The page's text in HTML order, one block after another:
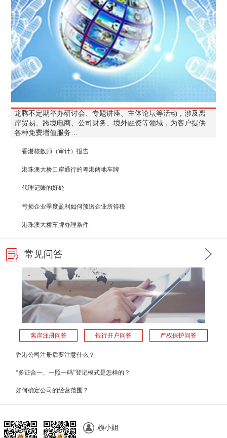
龙腾不定期举办研讨会、专题讲座、主体论坛等活动，涉及离
岸贸易、跨境电商、公司财务、境外融资等领域，为客户提供
各种免费增值服务…
香港核数师（审计）报告
港珠澳大桥口岸通行的粤港两地车牌
代理记账的好处
亏损企业季度盈利如何预缴企业所得税
港珠澳大桥车牌办理条件
常见问答
离岸注册问答 银行开户问答 产权保护问答
香港公司注册后要注意什么？
“多证合一、一照一码”登记模式是怎样的？
如何确定公司的经营范围？
赖小姐